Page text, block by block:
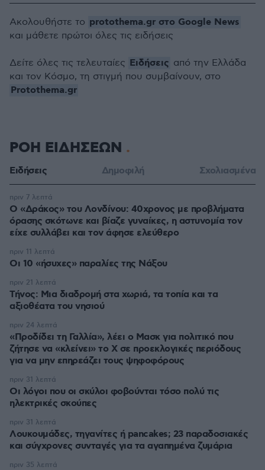
Ακολουθήστε το protothema.gr στο Google News
και μάθετε πρώτοι όλες τις ειδήσεις
Δείτε όλες τις τελευταίες Ειδήσεις από την Ελλάδα
και τον Κόσμο, τη στιγμή που συμβαίνουν, στο
Protothema.gr
ΡΟΗ ΕΙΔΗΣΕΩΝ
Ειδήσεις Δημοφιλή Σχολιασμένα
Ο «Δράκος» του Λονδίνου: 40χρονος με προβλήματα
όρασης σκότωνε και βίαζε γυναίκες, η αστυνομία τον
είχε συλλάβει και τον άφησε ελεύθερο
πριν 7 λεπτά
Οι 10 «ήσυχες» παραλίες της Νάξου
πριν 11 λεπτά
Τήνος: Μια διαδρομή στα χωριά, τα τοπία και τα
αξιοθέατα του νησιού
πριν 21 λεπτά
«Προδίδει τη Γαλλία», λέει ο Μασκ για πολιτικό που
ζήτησε να «κλείνει» το X σε προεκλογικές περιόδους
για να μην επηρεάζει τους ψηφοφόρους
πριν 24 λεπτά
Οι λόγοι που οι σκύλοι φοβούνται τόσο πολύ τις
ηλεκτρικές σκούπες
πριν 31 λεπτά
Λουκουμάδες, τηγανίτες ή pancakes; 23 παραδοσιακές
και σύγχρονες συνταγές για τα αγαπημένα ζυμάρια
πριν 31 λεπτά
πριν 35 λεπτά